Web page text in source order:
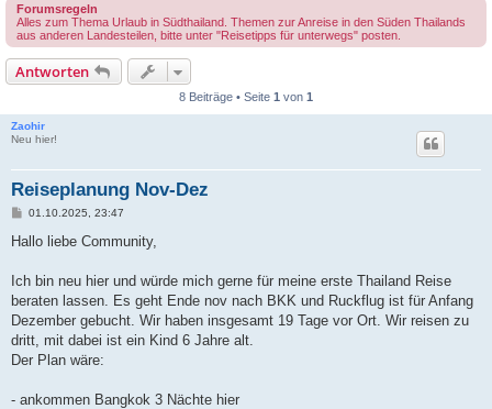
Forumsregeln
Alles zum Thema Urlaub in Südthailand. Themen zur Anreise in den Süden Thailands
aus anderen Landesteilen, bitte unter "Reisetipps für unterwegs" posten.
Antworten
8 Beiträge • Seite 1 von 1
Zaohir
Neu hier!
Reiseplanung Nov-Dez
B
i
a
01.10.2025, 23:47
Hallo liebe Community,
Ich bin neu hier und würde mich gerne für meine erste Thailand Reise
beraten lassen. Es geht Ende nov nach BKK und Ruckflug ist für Anfang
Dezember gebucht. Wir haben insgesamt 19 Tage vor Ort. Wir reisen zu
dritt, mit dabei ist ein Kind 6 Jahre alt.
Der Plan wäre:
- ankommen Bangkok 3 Nächte hier